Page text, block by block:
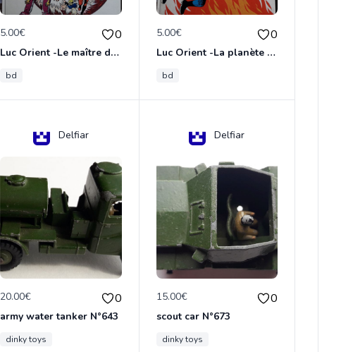
5.00€ 0
Luc Orient -Le maître de terango
bd
5.00€ 0
Luc Orient -La planète de l'angoisse
bd
Delfiar
20.00€ 0
army water tanker N°643
dinky toys
Delfiar
15.00€ 0
scout car N°673
dinky toys